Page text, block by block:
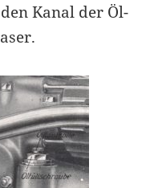
Kanal der Öl-